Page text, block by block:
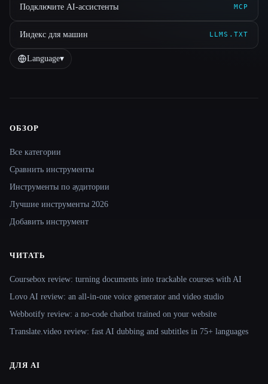
Подключите AI-ассистенты MCP
Индекс для машин LLMS.TXT
Language▾
Site navigation
ОБЗОР
Все категории
Сравнить инструменты
Инструменты по аудитории
Лучшие инструменты 2026
Добавить инструмент
ЧИТАТЬ
Coursebox review: turning documents into trackable courses with AI
Lovo AI review: an all-in-one voice generator and video studio
Webbotify review: a no-code chatbot trained on your website
Translate.video review: fast AI dubbing and subtitles in 75+ languages
ДЛЯ AI